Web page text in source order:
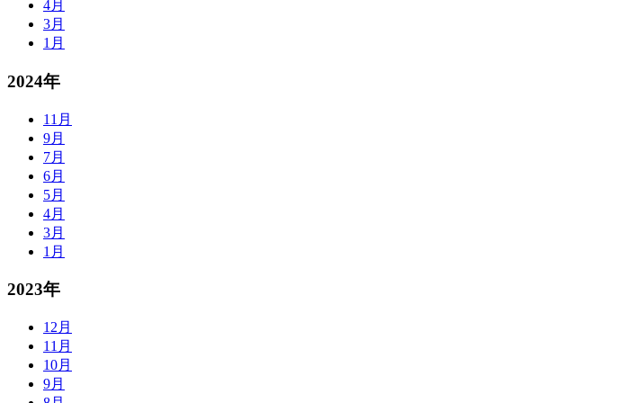
4月
3月
1月
2024年
11月
9月
7月
6月
5月
4月
3月
1月
2023年
12月
11月
10月
9月